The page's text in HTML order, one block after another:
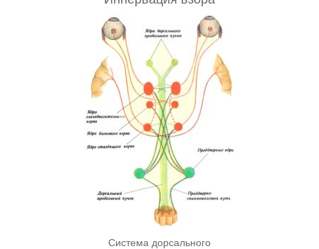
Система дорсального